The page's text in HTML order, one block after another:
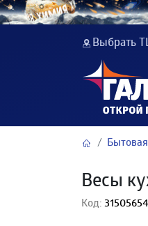
Выбрать
Весы
Код:31505654